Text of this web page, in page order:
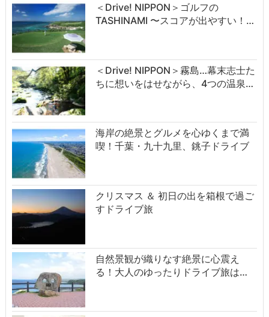
＜Drive! NIPPON＞ゴルフの
TASHINAMI 〜スコアが出やすい！…
＜Drive! NIPPON＞霧島…幕末志士た
ちに想いをはせながら、4つの温泉…
海岸の絶景とグルメを心ゆくまで満
喫！千葉・九十九里、銚子ドライブ
クリスマス ＆ 初日の出を箱根で過ご
すドライブ旅
自然景観が織りなす絶景に心震え
る！大人のゆったりドライブ旅は…